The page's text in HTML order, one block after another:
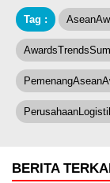
Tag :
BERITA